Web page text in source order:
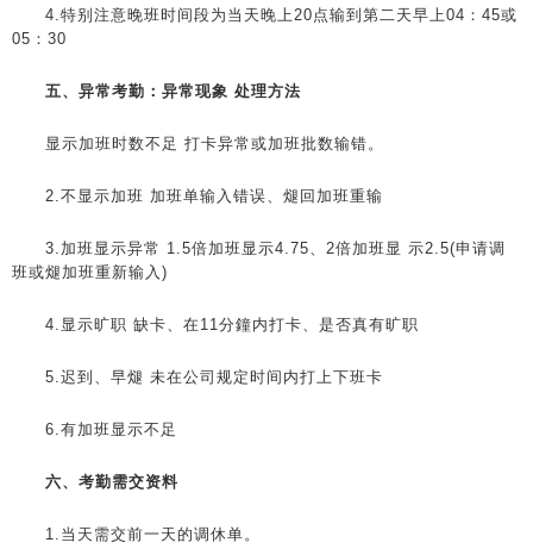
4.特别注意晚班时间段为当天晚上20点输到第二天早上04：45或
05：30
五、异常考勤：异常现象 处理方法
显示加班时数不足 打卡异常或加班批数输错。
2.不显示加班 加班单输入错误、煺回加班重输
3.加班显示异常 1.5倍加班显示4.75、2倍加班显 示2.5(申请调
班或煺加班重新输入)
4.显示旷职 缺卡、在11分鐘内打卡、是否真有旷职
5.迟到、早煺 未在公司规定时间内打上下班卡
6.有加班显示不足
六、考勤需交资料
1.当天需交前一天的调休单。